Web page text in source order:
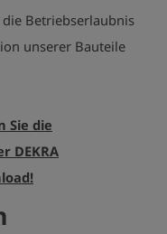
die Betriebserlaubnis
unserer Bauteile
Sie die
DEKRA